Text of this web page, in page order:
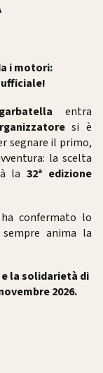
i motori:
entra
si è
segnare il primo,
la scelta
la32ª edizione
confermato lo
anima la
la solidarietà di
2026.